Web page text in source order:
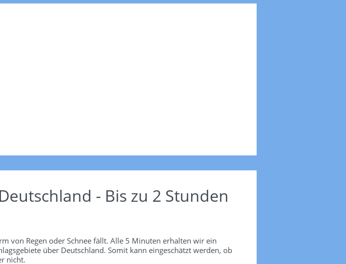
- Bis zu 2 Stunden
von Regen oder Schnee fällt. Alle 5 Minuten erhalten wir ein
über Deutschland. Somit kann eingeschätzt werden, ob
nicht.